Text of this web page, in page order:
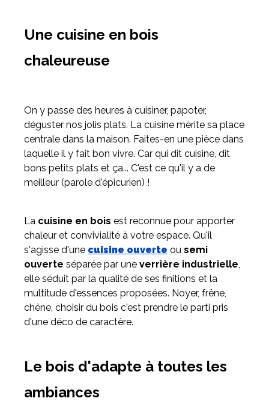
Inspirez-vous du catalogue
Une cuisine en bois
chaleureuse
On y passe des heures à cuisiner, papoter,
déguster nos jolis plats. La cuisine mérite sa place
centrale dans la maison. Faites-en une pièce dans
laquelle il y fait bon vivre. Car qui dit cuisine, dit
bons petits plats et ça... C'est ce qu'il y a de
meilleur (parole d'épicurien) !
La cuisine en bois est reconnue pour apporter
chaleur et convivialité à votre espace. Qu'il
s'agisse d'une cuisine ouverte ou semi
ouverte séparée par une verrière industrielle,
elle séduit par la qualité de ses finitions et la
multitude d'essences proposées. Noyer, frêne,
chêne, choisir du bois c'est prendre le parti pris
d'une déco de caractère.
Le bois d'adapte à toutes les
ambiances